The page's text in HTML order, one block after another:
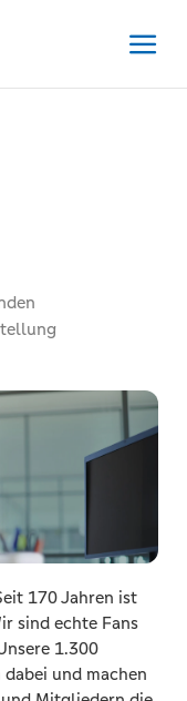
170 Jahren ist
sind echte Fans
1.300
und machen